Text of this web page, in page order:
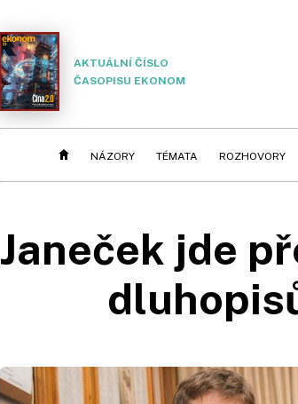
AKTUÁLNÍ ČÍSLO
ČASOPISU EKONOM
NÁZORY TÉMATA ROZHOVORY
Janeček jde